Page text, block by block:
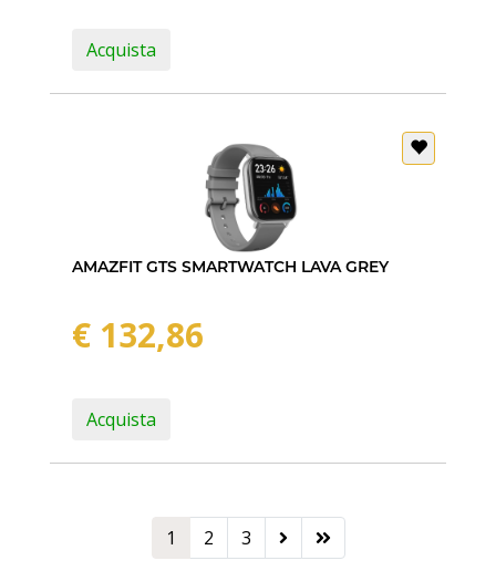
Acquista
AMAZFIT GTS SMARTWATCH LAVA GREY
€ 132,86
Acquista
1 2 3